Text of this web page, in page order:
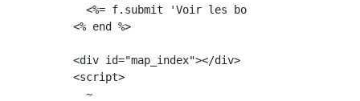
<%= f.submit 'Voir les boutiques
<% end %>
<div id="map_index"></div>
<script>
  ~